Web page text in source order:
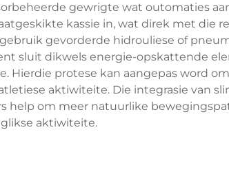
gewrigte wat outomaties
kassie in, wat direk met die
gevorderde hidrouliese of
sluit dikwels energie-opskattende
protese kan aangepas word
aktiwiteite. Die integrasie van
help om meer natuurlike
aktiwiteite.